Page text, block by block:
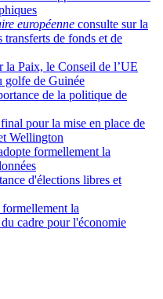
européenne consulte sur la
de fonds et de
la Paix, le Conseil de l’UE
golfe de Guinée
de la politique de
pour la mise en place de
Wellington
formellement la
d'élections libres et
la
cadre pour l'économie